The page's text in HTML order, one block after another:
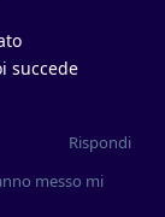
succede
Rispondi
messo mi